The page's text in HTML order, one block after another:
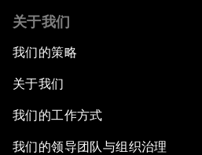
关于我们
我们的策略
关于我们
我们的工作方式
我们的领导团队与组织治理